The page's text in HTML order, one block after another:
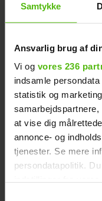
Samtykke
Ansvarlig brug af
Vi og vores 236
indsamle
statistik og
at vise dig
annonce- og
tjenester. Se mere
persondatapolitik.
Freja blev født
vejede kun 567